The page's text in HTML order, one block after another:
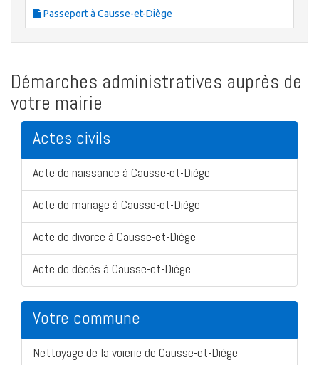
Passeport à Causse-et-Diège
Démarches administratives auprès de
votre mairie
Actes civils
Acte de naissance à Causse-et-Diège
Acte de mariage à Causse-et-Diège
Acte de divorce à Causse-et-Diège
Acte de décès à Causse-et-Diège
Votre commune
Nettoyage de la voierie de Causse-et-Diège